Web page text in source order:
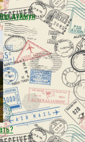
дуймун